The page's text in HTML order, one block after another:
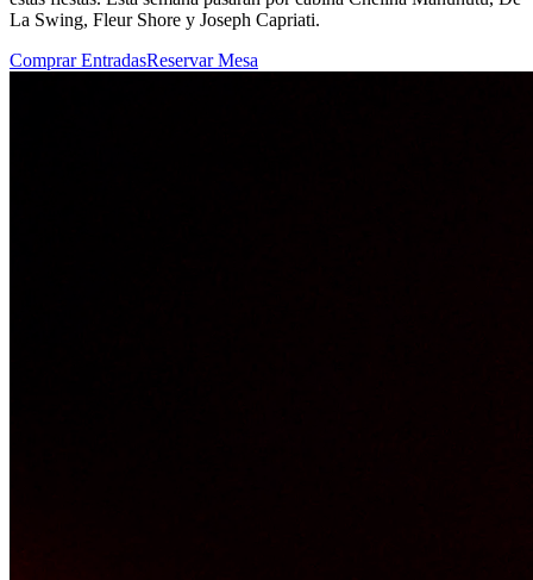
La Swing, Fleur Shore y Joseph Capriati.
Comprar EntradasReservar Mesa